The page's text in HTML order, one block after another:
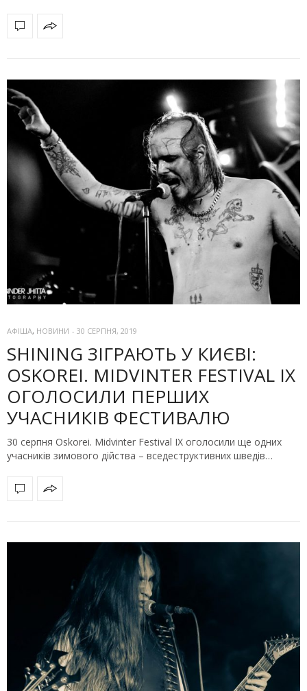
АФІША, НОВИНИ - 30 СЕРПНЯ, 2019
SHINING ЗІГРАЮТЬ У КИЄВІ:
OSKOREI. MIDVINTER FESTIVAL IX
ОГОЛОСИЛИ ПЕРШИХ
УЧАСНИКІВ ФЕСТИВАЛЮ
30 серпня Oskorei. Midvinter Festival IX оголосили ще одних
учасників зимового дійства – вседеструктивних шведів…